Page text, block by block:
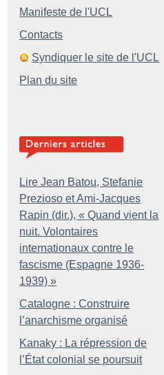
Manifeste de l'UCL
Contacts
Syndiquer le site de l'UCL
Plan du site
Lire Jean Batou, Stefanie
Prezioso et Ami-Jacques
Rapin (dir.), « Quand vient la
nuit. Volontaires
internationaux contre le
fascisme (Espagne 1936-
1939) »
Catalogne : Construire
l’anarchisme organisé
Kanaky : La répression de
l’État colonial se poursuit